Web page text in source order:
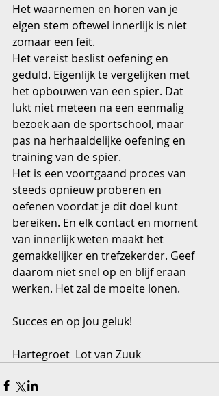
Het waarnemen en horen van je
eigen stem oftewel innerlijk is niet
zomaar een feit.
Het vereist beslist oefening en
geduld. Eigenlijk te vergelijken met
het opbouwen van een spier. Dat
lukt niet meteen na een eenmalig
bezoek aan de sportschool, maar
pas na herhaaldelijke oefening en
training van de spier.
Het is een voortgaand proces van
steeds opnieuw proberen en
oefenen voordat je dit doel kunt
bereiken. En elk contact en moment
van innerlijk weten maakt het
gemakkelijker en trefzekerder. Geef
daarom niet snel op en blijf eraan
werken. Het zal de moeite lonen.
Succes en op jou geluk!
Hartegroet  Lot van Zuuk